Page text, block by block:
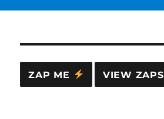
ZAP ME VIEW ZAPS